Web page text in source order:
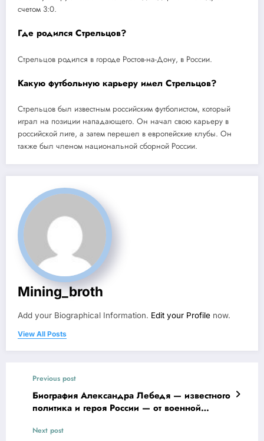
счетом 3:0.
Где родился Стрельцов?
Стрельцов родился в городе Ростов-на-Дону, в России.
Какую футбольную карьеру имел Стрельцов?
Стрельцов был известным российским футболистом, который
играл на позиции нападающего. Он начал свою карьеру в
российской лиге, а затем перешел в европейские клубы. Он
также был членом национальной сборной России.
Mining_broth
Add your Biographical Information. Edit your Profile now.
View All Posts
Previous post
Биография Александра Лебедя — известного
политика и героя России — от военной
Next post